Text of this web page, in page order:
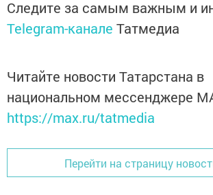
Следите за самым важным и
Telegram-канале Татмедиа
Читайте новости Татарстана в
национальном мессенджере
https://max.ru/tatmedia
Перейти на страницу